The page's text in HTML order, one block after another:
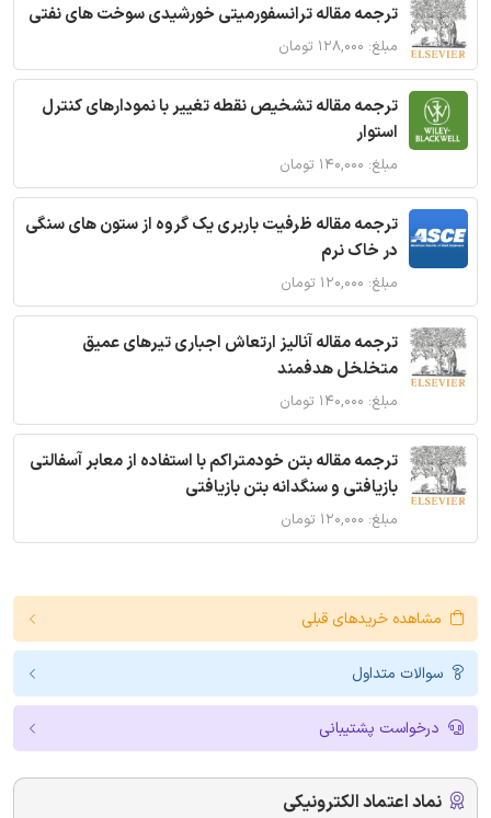
ترجمه مقاله ترانسفورمیتی خورشیدی سوخت های نفتی
مبلغ: ۱۲۸,۰۰۰ تومان
ترجمه مقاله تشخیص نقطه تغییر با نمودارهای کنترل
استوار
مبلغ: ۱۴۰,۰۰۰ تومان
ترجمه مقاله ظرفیت باربری یک گروه از ستون های سنگی
در خاک نرم
مبلغ: ۱۲۰,۰۰۰ تومان
ترجمه مقاله آنالیز ارتعاش اجباری تیرهای عمیق
متخلخل هدفمند
مبلغ: ۱۴۰,۰۰۰ تومان
ترجمه مقاله بتن خودمتراکم با استفاده از معابر آسفالتی
بازیافتی و سنگدانه بتن بازیافتی
مبلغ: ۱۲۰,۰۰۰ تومان
مشاهده خریدهای قبلی
سوالات متداول
درخواست پشتیبانی
نماد اعتماد الکترونیکی